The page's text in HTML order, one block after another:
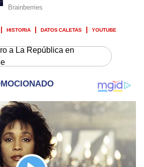
HISTORIA DATOS CALETAS YOUTUBE
a La República en